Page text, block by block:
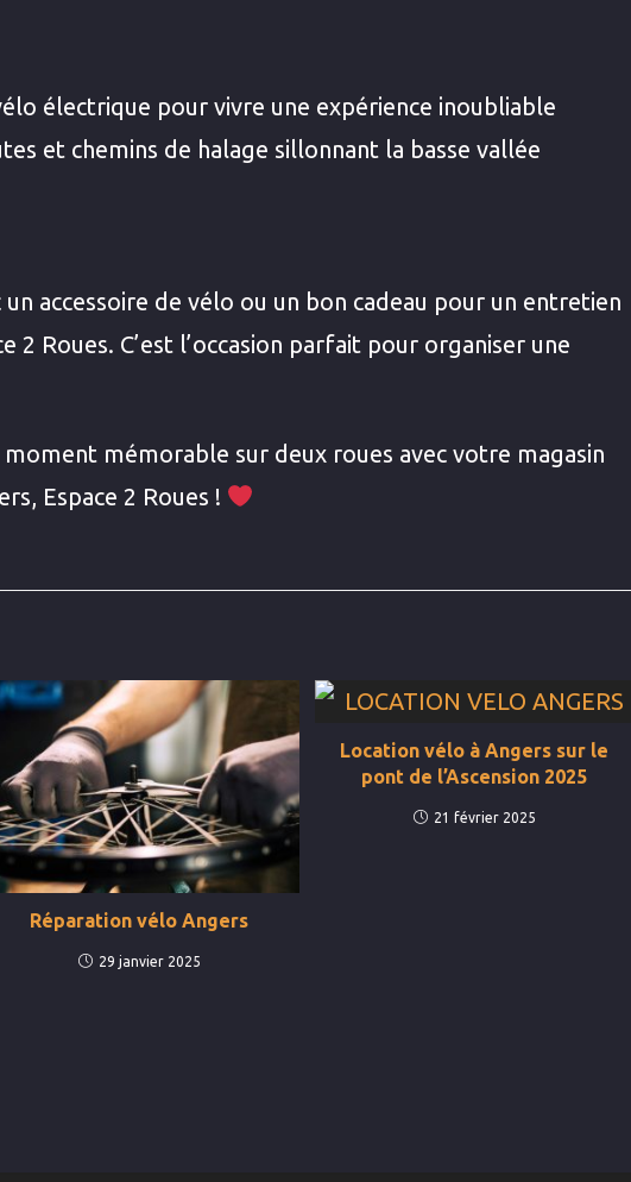
électrique pour vivre une expérience inoubliable
et chemins de halage sillonnant la basse vallée
accessoire de vélo ou un bon cadeau pour un entretien
2 Roues. C’est l’occasion parfait pour organiser une
mémorable sur deux roues avec votre magasin
Espace 2 Roues !
Réparation vélo Angers
29 janvier 2025
Location vélo à Angers sur le
pont de l’Ascension 2025
21 février 2025